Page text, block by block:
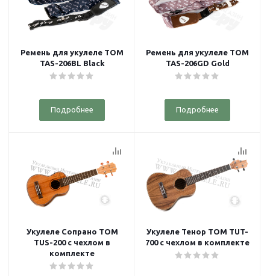
Ремень для укулеле TOM
TAS-206BL Black
Подробнее
Ремень для укулеле TOM
TAS-206GD Gold
Подробнее
Укулеле Сопрано TOM
TUS-200 с чехлом в
комплекте
Укулеле Тенор TOM TUT-
700 с чехлом в комплекте